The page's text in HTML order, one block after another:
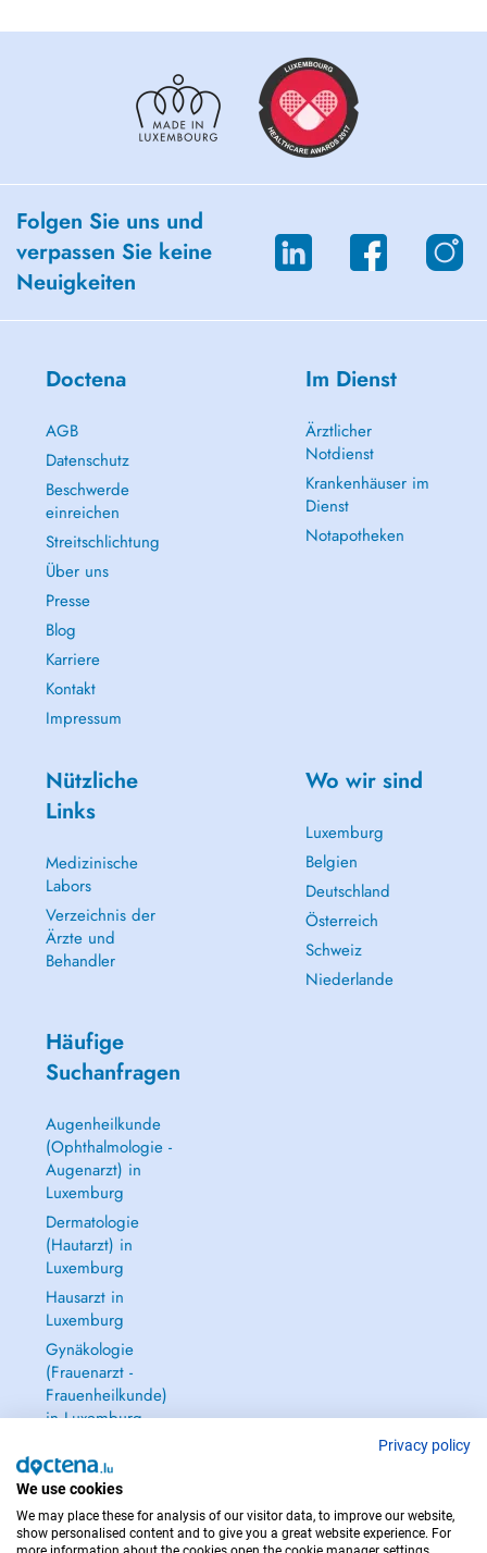
Folgen Sie uns und
verpassen Sie keine
Neuigkeiten
Doctena
AGB
Datenschutz
Beschwerde
einreichen
Streitschlichtung
Über uns
Presse
Blog
Karriere
Kontakt
Impressum
Im Dienst
Ärztlicher
Notdienst
Krankenhäuser im
Dienst
Notapotheken
Nützliche
Links
Medizinische
Labors
Verzeichnis der
Ärzte und
Behandler
Wo wir sind
Luxemburg
Belgien
Deutschland
Österreich
Schweiz
Niederlande
Häufige
Suchanfragen
Augenheilkunde
(Ophthalmologie -
Augenarzt) in
Luxemburg
Dermatologie
(Hautarzt) in
Luxemburg
Hausarzt in
Luxemburg
Gynäkologie
(Frauenarzt -
Frauenheilkunde)
in Luxemburg
Privacy policy
We use cookies
We may place these for analysis of our visitor data, to improve our website,
show personalised content and to give you a great website experience. For